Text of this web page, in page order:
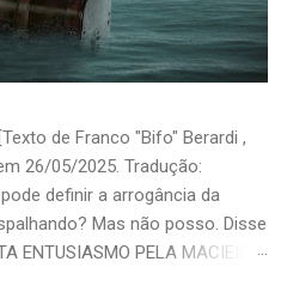
de Franco "Bifo" Berardi ,
26/05/2025. Tradução:
definir a arrogância da
Mas não posso. Disse
ENTUSIASMO PELA MACIEIRA